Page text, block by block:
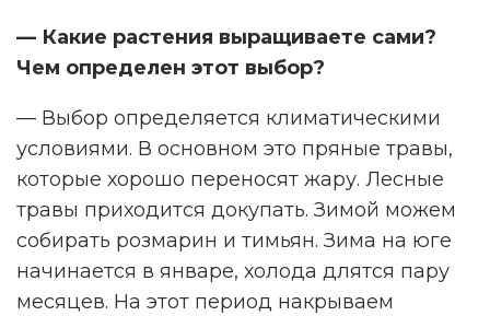
— Какие растения выращиваете сами?
Чем определен этот выбор?
— Выбор определяется климатическими
условиями. В основном это пряные травы,
которые хорошо переносят жару. Лесные
травы приходится докупать. Зимой можем
собирать розмарин и тимьян. Зима на юге
начинается в январе, холода длятся пару
месяцев. На этот период накрываем